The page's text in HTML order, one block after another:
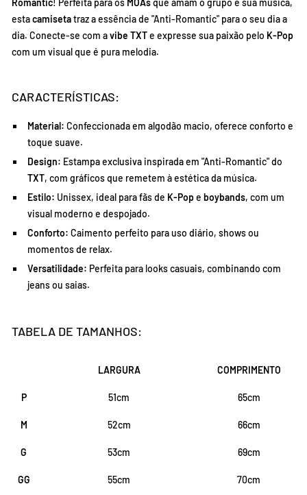
estacamisetatraz a essência de "Anti-Romantic" para o seu dia a
dia. Conecte-se com avibe TXTe expresse sua paixão pelo K-Pop
com um visual que é pura melodia.
CARACTERÍSTICAS:
Material: Confeccionada em algodão macio, oferece conforto e
toque suave.
Design: Estampa exclusiva inspirada em "Anti-Romantic" do
TXT, com gráficos que remetem à estética da música.
Estilo: Unissex, ideal para fãs de K-Pope boybands, com um
visual moderno e despojado.
Conforto: Caimento perfeito para uso diário, shows ou
momentos de relax.
Versatilidade: Perfeita para looks casuais, combinando com
jeans ou saias.
TABELA DE TAMANHOS:
LARGURA COMPRIMENTO
P 51cm 65cm
M 52cm 66cm
G 53cm 69cm
GG 55cm 70cm